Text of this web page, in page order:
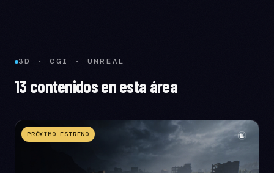
3D · CGI · UNREAL
13 contenidos en esta área
PRÓXIMO ESTRENO